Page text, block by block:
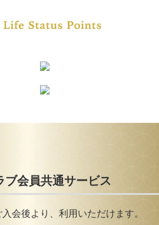
会員共通サービス
会後より、利用いただけます。